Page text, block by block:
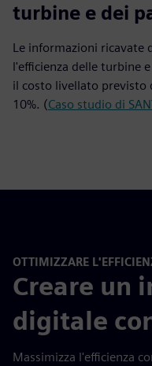
turbine e dei
Le informazioni ricavate
l'efficienza delle turbine
il costo livellato previsto
10%. (Caso studio di
OTTIMIZZARE
Creare un
digitale
Massimizza l'efficienza